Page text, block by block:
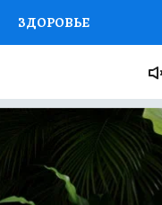
ЗДОРОВЬЕ
Я ЗНАЮ СЕМЬЯ
СЕРИАЛЫ